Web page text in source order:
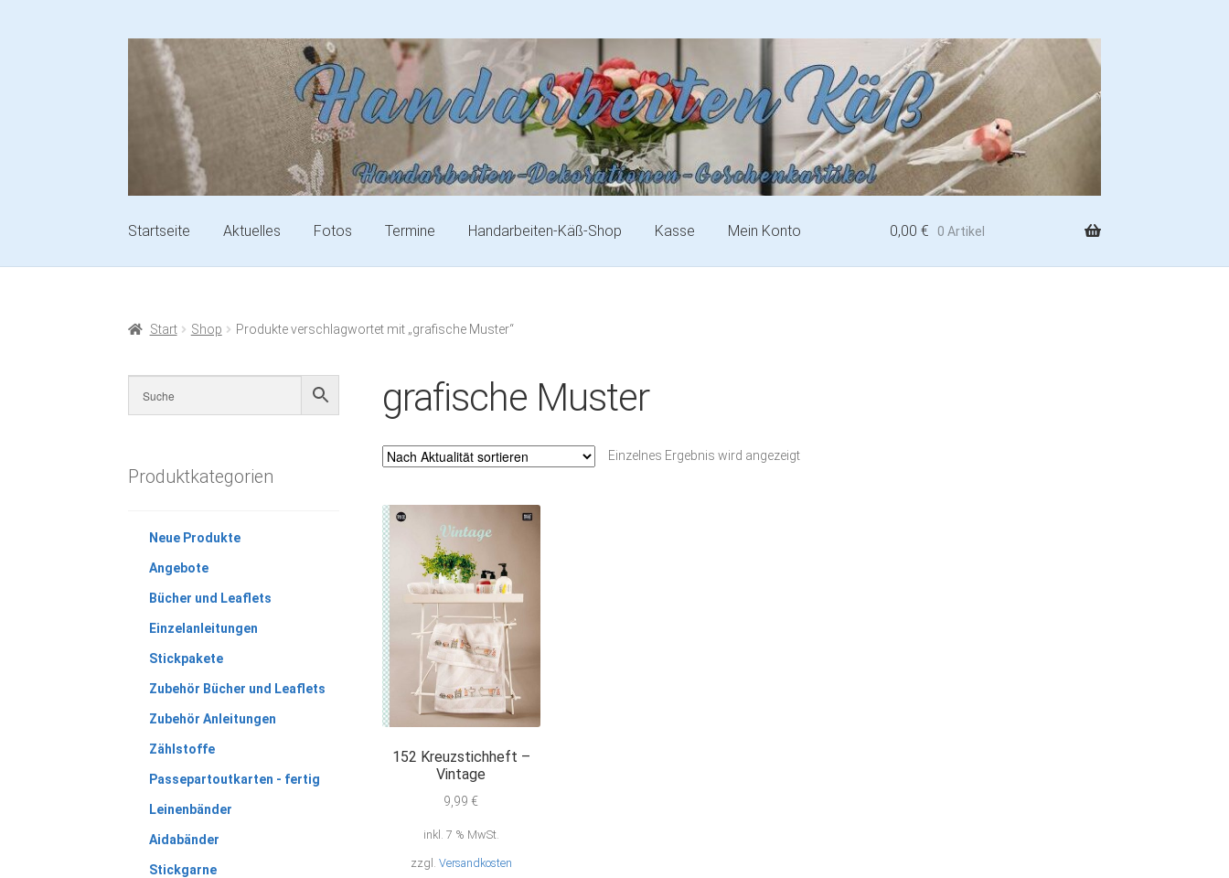
Startseite Aktuelles Fotos Termine Handarbeiten-Käß-Shop Kasse Mein Konto 0,00 € 0 Artikel
Start Shop Produkte verschlagwortet mit „grafische Muster“
grafische Muster
Einzelnes Ergebnis wird angezeigt
152 Kreuzstichheft –
Vintage
9,99 €
inkl. 7 % MwSt.
zzgl. Versandkosten
Produktkategorien
Neue Produkte
Angebote
Bücher und Leaflets
Einzelanleitungen
Stickpakete
Zubehör Bücher und Leaflets
Zubehör Anleitungen
Zählstoffe
Passepartoutkarten - fertig
Leinenbänder
Aidabänder
Stickgarne